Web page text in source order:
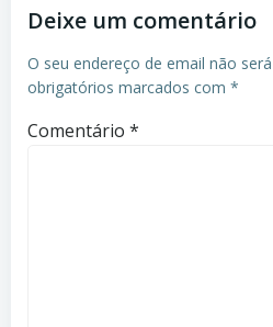
Deixe um comentário
O seu endereço de email não
obrigatórios marcados com *
Comentário *